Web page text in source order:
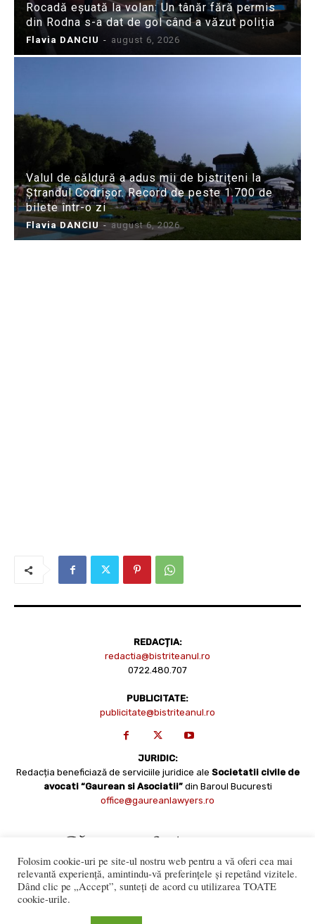
Rocadă eșuată la volan: Un tânăr fără permis
din Rodna s-a dat de gol când a văzut poliția
Flavia DANCIU - august 6, 2026
Valul de căldură a adus mii de bistrițeni la
Ștrandul Codrișor. Record de peste 1.700 de
bilete într-o zi
Flavia DANCIU - august 6, 2026
REDACȚIA:
redactia@bistriteanul.ro
0722.480.707
PUBLICITATE:
publicitate@bistriteanul.ro
JURIDIC:
Redacția beneficiază de serviciile juridice ale Societatii civile de
avocati “Gaurean si Asociatii” din Baroul Bucuresti
office@gaureanlawyers.ro
Folosim cookie-uri pe site-ul nostru web pentru a vă oferi cea mai
relevantă experiență, amintindu-vă preferințele și repetând vizitele.
Dând clic pe „Accept”, sunteți de acord cu utilizarea TOATE
cookie-urile.